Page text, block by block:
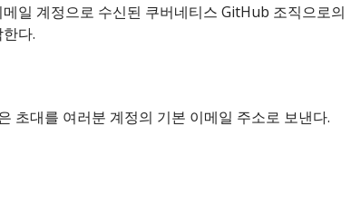
일 계정으로 수신된 쿠버네티스 GitHub 조직으로의
다.
초대를 여러분 계정의 기본 이메일 주소로 보낸다.